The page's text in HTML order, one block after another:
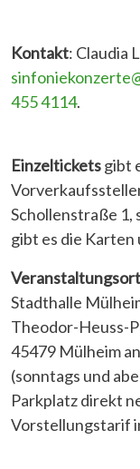
Kontakt: Claudia
455 4114.
Einzelticketsgibt
Schollenstraße 1,
gibt es die
Veranstaltungsort
Stadthalle
Theodor-Heuss-
45479 Mülheim
(sonntags und
Parkplatz direkt
Vorstellungstarif